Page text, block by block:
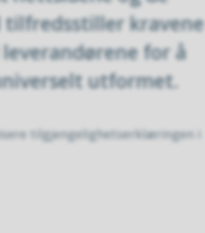
kravene
for å
utformet.
tilgjengelighetserklæringen i